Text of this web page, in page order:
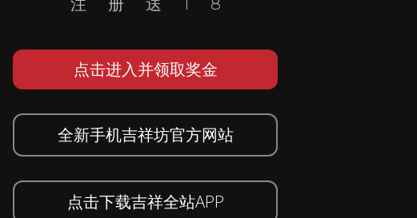
注册送18
点击进入并领取奖金
全新手机吉祥坊官方网站
点击下载吉祥全站APP